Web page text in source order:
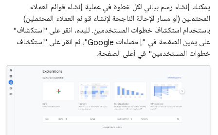
يمكنك إنشاء رسم بياني لكل خطوة في عملية إنشاء قوائم العملاء
المحتملين (أو مسار الإحالة الناجحة لإنشاء قوائم العملاء المحتملين)
باستخدام استكشاف خطوات المستخدمين. للبدء، انقر على "استكشاف"
على يمين الصفحة في "إحصاءات Google"، ثم انقر على "استكشاف
خطوات المستخدمين" في أعلى الصفحة.